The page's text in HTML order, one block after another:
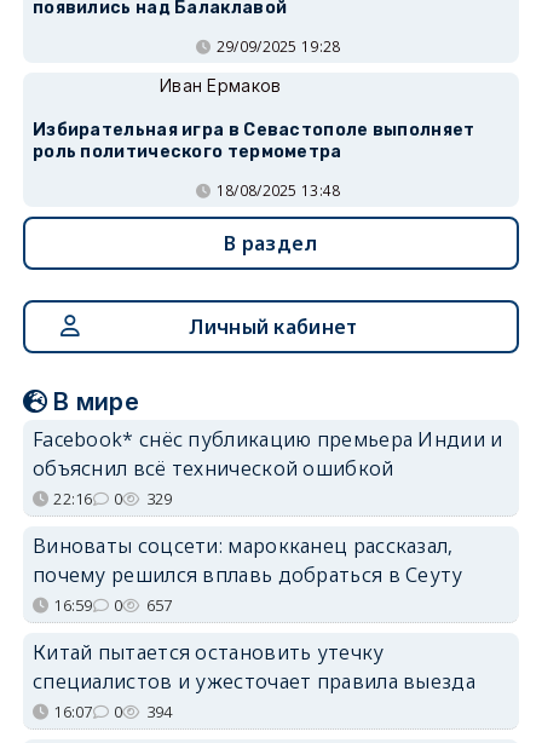
появились над Балаклавой
29/09/2025 19:28
Иван Ермаков
Избирательная игра в Севастополе выполняет
роль политического термометра
18/08/2025 13:48
В раздел
Личный кабинет
В мире
Facebook* снёс публикацию премьера Индии и
объяснил всё технической ошибкой
22:16 0 329
Виноваты соцсети: марокканец рассказал,
почему решился вплавь добраться в Сеуту
16:59 0 657
Китай пытается остановить утечку
специалистов и ужесточает правила выезда
16:07 0 394